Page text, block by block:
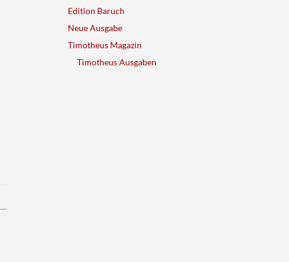
Edition Baruch
Neue Ausgabe
Timotheus Magazin
Timotheus Ausgaben